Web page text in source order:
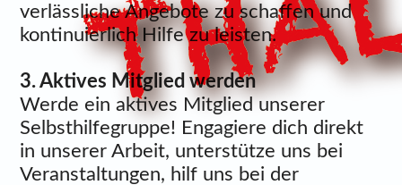
verlässliche Angebote zu schaffen und
kontinuierlich Hilfe zu leisten.
3. Aktives Mitglied werden
Werde ein aktives Mitglied unserer
Selbsthilfegruppe! Engagiere dich direkt
in unserer Arbeit, unterstütze uns bei
Veranstaltungen, hilf uns bei der